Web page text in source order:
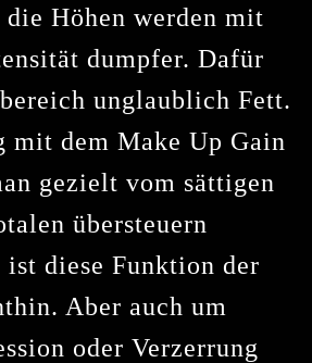
Höhen werden mit
dumpfer. Dafür
unglaublich Fett.
mit dem Make Up Gain
gezielt vom sättigen
übersteuern
ist diese Funktion der
Aber auch um
oder Verzerrung